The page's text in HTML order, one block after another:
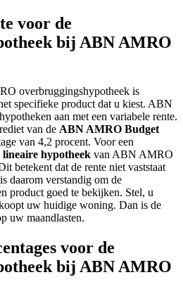
voor de
bij ABN AMRO
overbruggingshypotheek is
specifieke product dat u kiest. ABN
aan met een variabele rente.
van de ABN AMRO Budget
van 4,2 procent. Voor een
lineaire hypotheek van ABN AMRO
betekent dat de rente niet vaststaat
daarom verstandig om de
product goed te bekijken. Stel, u
uw huidige woning. Dan is de
uw maandlasten.
voor de
bij ABN AMRO